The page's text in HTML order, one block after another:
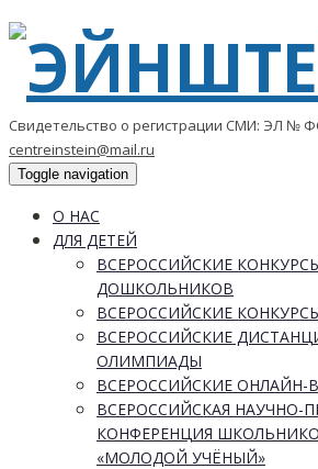
Свидетельство о регистрации СМИ: ЭЛ №
centreinstein@mail.ru
Toggle navigation
О НАС
ДЛЯ ДЕТЕЙ
ВСЕРОССИЙСКИЕ
ДОШКОЛЬНИКОВ
ВСЕРОССИЙСКИЕ
ВСЕРОССИЙСКИЕ
ОЛИМПИАДЫ
ВСЕРОССИЙСКИЕ ОНЛАЙН-
ВСЕРОССИЙСКАЯ НАУЧНО-
КОНФЕРЕНЦИЯ
«МОЛОДОЙ УЧЁНЫЙ»